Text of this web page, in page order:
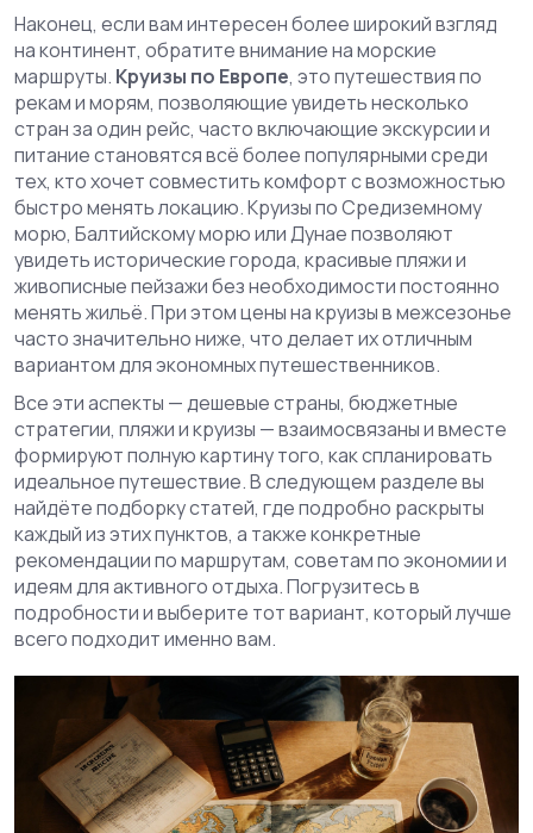
Наконец, если вам интересен более широкий взгляд
на континент, обратите внимание на морские
маршруты. Круизы по Европе, это путешествия по
рекам и морям, позволяющие увидеть несколько
стран за один рейс, часто включающие экскурсии и
питаниестановятся всё более популярными среди
тех, кто хочет совместить комфорт с возможностью
быстро менять локацию. Круизы по Средиземному
морю, Балтийскому морю или Дунае позволяют
увидеть исторические города, красивые пляжи и
живописные пейзажи без необходимости постоянно
менять жильё. При этом цены на круизы в межсезонье
часто значительно ниже, что делает их отличным
вариантом для экономных путешественников.
Все эти аспекты — дешевые страны, бюджетные
стратегии, пляжи и круизы — взаимосвязаны и вместе
формируют полную картину того, как спланировать
идеальное путешествие. В следующем разделе вы
найдёте подборку статей, где подробно раскрыты
каждый из этих пунктов, а также конкретные
рекомендации по маршрутам, советам по экономии и
идеям для активного отдыха. Погрузитесь в
подробности и выберите тот вариант, который лучше
всего подходит именно вам.